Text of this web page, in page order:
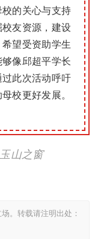
的关心与支持
友资源，建设
望受资助学生
像邱超平学长
此次活动呼吁
校更好发展。
山之窗
。转载请注明出处：